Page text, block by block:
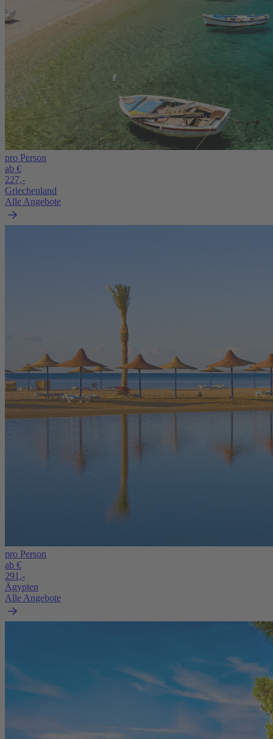
pro Person
ab €
227,-
Griechenland
Alle Angebote
pro Person
ab €
291,-
Ägypten
Alle Angebote